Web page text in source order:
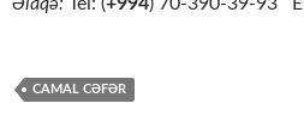
CAMAL CƏFƏR